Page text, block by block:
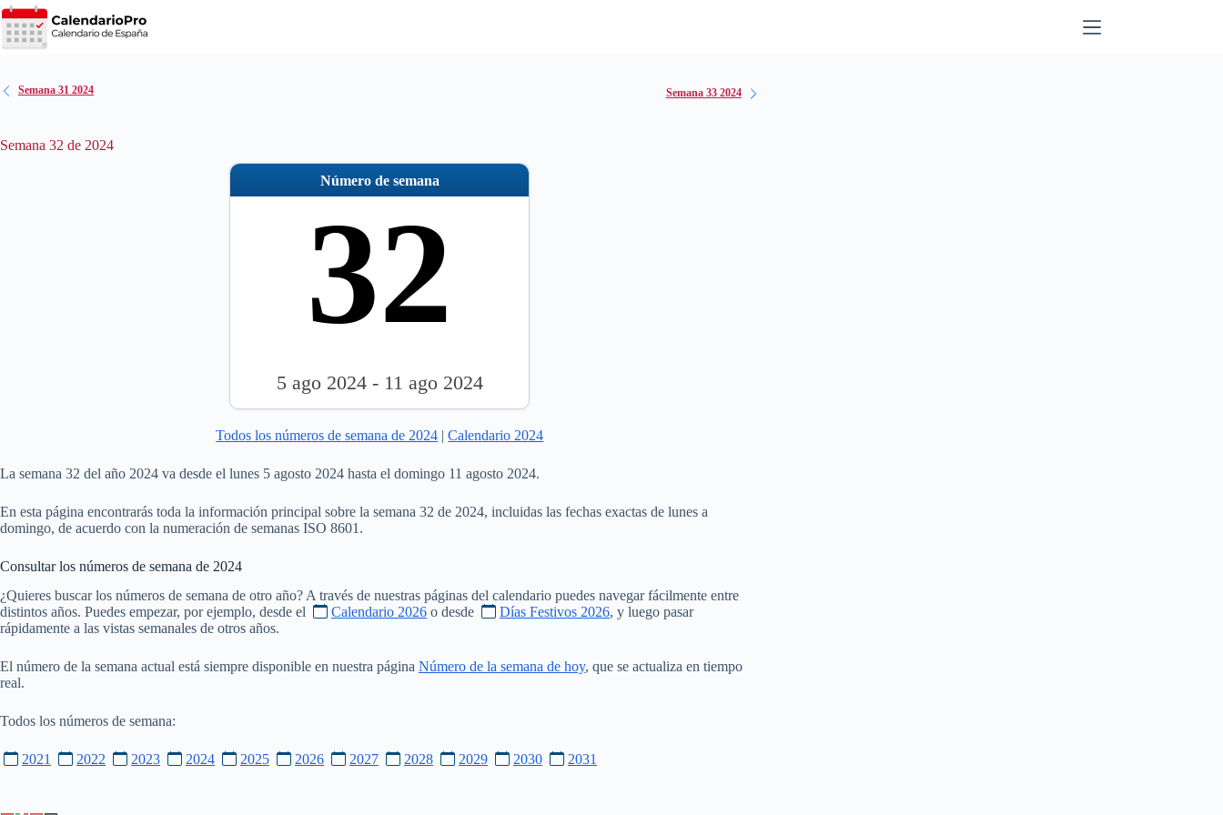
Saltar
al
contenido
Semana 31 2024 Semana 33 2024
Semana 32 de 2024
Número de semana
32
5 ago 2024 - 11 ago 2024
Todos los números de semana de 2024 |Calendario 2024
La semana 32 del año 2024 va desde el lunes 5 agosto 2024 hasta el domingo 11 agosto 2024.
En esta página encontrarás toda la información principal sobre la semana 32 de 2024, incluidas las fechas exactas de lunes a
domingo, de acuerdo con la numeración de semanas ISO 8601.
Consultar los números de semana de 2024
¿Quieres buscar los números de semana de otro año? A través de nuestras páginas del calendario puedes navegar fácilmente entre
distintos años. Puedes empezar, por ejemplo, desde el
Calendario 2026 o desde Días Festivos 2026, y luego pasar
rápidamente a las vistas semanales de otros años.
El número de la semana actual está siempre disponible en nuestra página Número de la semana de hoy, que se actualiza en tiempo
real.
Todos los números de semana:
2021 2022 2023 2024 2025 2026 2027 2028 2029 2030 2031